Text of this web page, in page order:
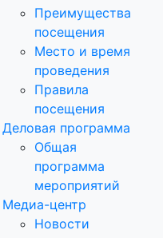
Преимущества
посещения
Место и время
проведения
Правила
посещения
Деловая программа
Общая
программа
мероприятий
Медиа-центр
Новости